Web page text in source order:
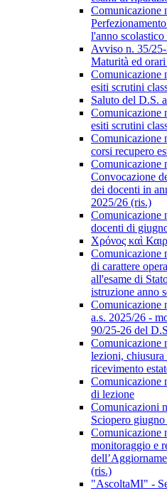
Comunicazione
l'anno
Avviso n. 35/
Maturità ed
Comunicazione
esiti scrutini
Saluto del D.S.
Comunicazione
esiti scrutini
Comunicazione
corsi recupero
Comunicazione
Convocazione
dei docenti in
2025/26 (ris.)
Comunicazione
docenti di
Χρόνος καὶ
Comunicazione
di carattere
all'esame di
istruzione anno
Comunicazione
a.s. 2025/26 -
90/25-26 del
Comunicazione
lezioni,
ricevimento
Comunicazione
di lezione
Comunicazioni
Sciopero
Comunicazione
monitoraggio e
(ris.)
"AscoltaMI" -